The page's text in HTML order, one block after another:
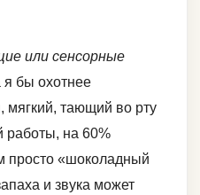
или сенсорные
я бы охотнее
мягкий, тающий во рту
работы, на 60%
просто «шоколадный
и звука может